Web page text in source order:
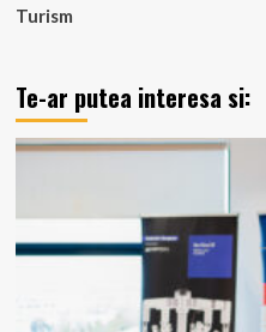
Turism
Te-ar putea interesa si: